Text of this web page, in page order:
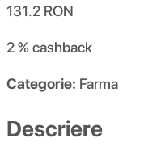
131.2 RON
2 %cashback
Categorie: Farma
Descriere